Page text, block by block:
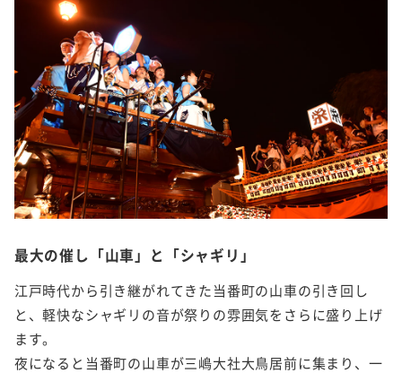
最大の催し「山車」と「シャギリ」
江戸時代から引き継がれてきた当番町の山車の引き回し
と、軽快なシャギリの音が祭りの雰囲気をさらに盛り上げ
ます。
夜になると当番町の山車が三嶋大社大鳥居前に集まり、一